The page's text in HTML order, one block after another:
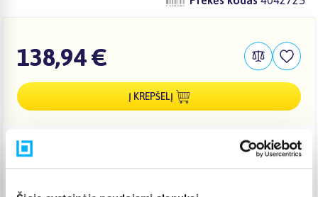
138,94 €
Į KREPŠELĮ
Nemokamas 10 mėn. ARTEA lizingas